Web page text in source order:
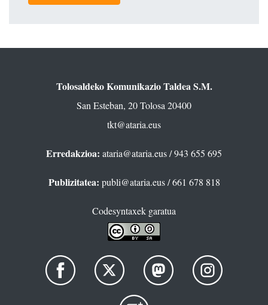
Tolosaldeko Komunikazio Taldea S.M.
San Esteban, 20 Tolosa 20400
tkt@ataria.eus
Erredakzioa: ataria@ataria.eus/ 943 655 695
Publizitatea: publi@ataria.eus/ 661 678 818
Codesyntaxek garatua